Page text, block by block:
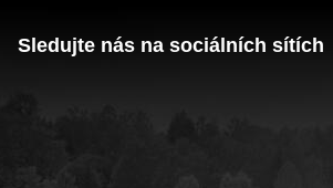
Sledujte nás na sociálních sítích